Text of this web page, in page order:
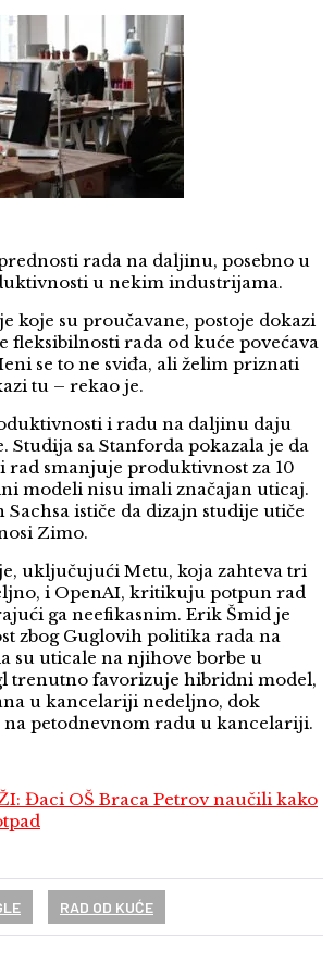
rada na daljinu, posebno u
u nekim industrijama.
koje su proučavane, postoje dokazi
fleksibilnosti rada od kuće povećava
se to ne sviđa, ali želim priznati
tu – rekao je.
i radu na daljinu daju
Studija sa Stanforda pokazala je da
smanjuje produktivnost za 10
modeli nisu imali značajan uticaj.
Sachsa ističe da dizajn studije utiče
Zimo.
uključujući Metu, koja zahteva tri
i OpenAI, kritikuju potpun rad
ga neefikasnim. Erik Šmid je
zbog Guglovih politika rada na
su uticale na njihove borbe u
trenutno favorizuje hibridni model,
u kancelariji nedeljno, dok
na petodnevnom radu u kancelariji.
Đaci OŠ Braca Petrov naučili kako
RAD OD KUĆE